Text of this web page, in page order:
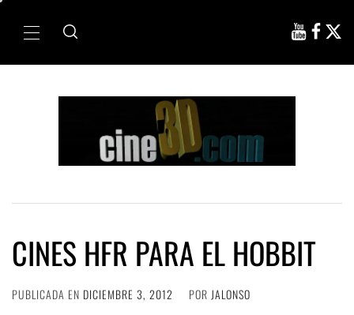
Menú
CINES HFR PARA EL HOBBIT
PUBLICADA EN DICIEMBRE 3, 2012 POR JALONSO